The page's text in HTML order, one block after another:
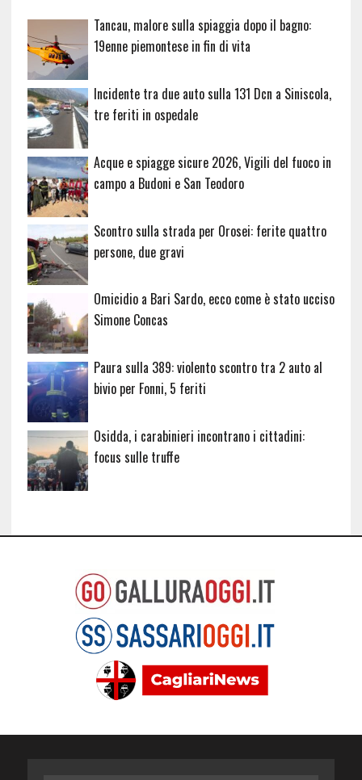
Tancau, malore sulla spiaggia dopo il bagno:
19enne piemontese in fin di vita
Incidente tra due auto sulla 131 Dcn a Siniscola,
tre feriti in ospedale
Acque e spiagge sicure 2026, Vigili del fuoco in
campo a Budoni e San Teodoro
Scontro sulla strada per Orosei: ferite quattro
persone, due gravi
Omicidio a Bari Sardo, ecco come è stato ucciso
Simone Concas
Paura sulla 389: violento scontro tra 2 auto al
bivio per Fonni, 5 feriti
Osidda, i carabinieri incontrano i cittadini:
focus sulle truffe